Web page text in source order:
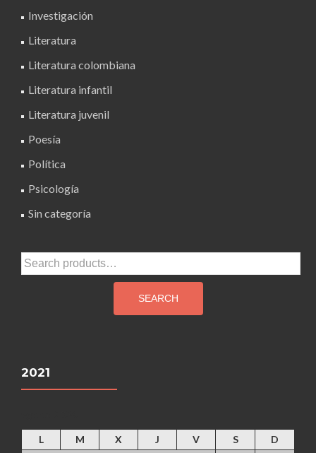
Investigación
Literatura
Literatura colombiana
Literatura infantil
Literatura juvenil
Poesía
Política
Psicología
Sin categoría
Search
for:
SEARCH
2021
L M X J V S
D